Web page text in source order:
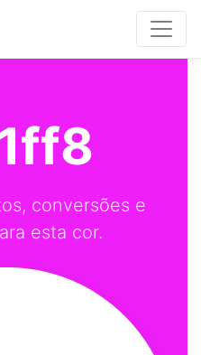
conversões e
esta cor.